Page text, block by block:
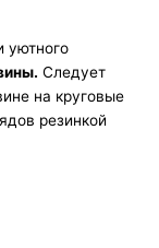
уютного
Следует
на круговые
резинкой